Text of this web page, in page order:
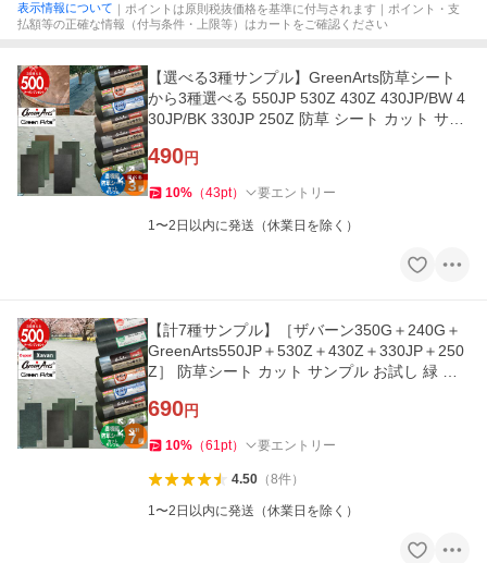
表示情報について ｜ポイントは原則税抜価格を基準に付与されます｜ポイント・支
払額等の正確な情報（付与条件・上限等）はカートをご確認ください
【選べる3種サンプル】GreenArts防草シート
から3種選べる 550JP 530Z 430Z 430JP/BW 4
30JP/BK 330JP 250Z 防草 シート カット サン
490円
10% （43pt） 要エントリー
1〜2日以内に発送（休業日を除く）
【計7種サンプル】［ザバーン350G＋240G＋
GreenArts550JP＋530Z＋430Z＋330JP＋250
Z］ 防草シート カット サンプル お試し 緑 グ
690円
10% （61pt） 要エントリー
4.50（8件）
1〜2日以内に発送（休業日を除く）